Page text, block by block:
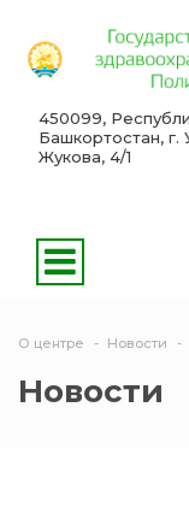
450099,
Башкортостан, г.
Жукова, 4/1
О центре Новости
Новости